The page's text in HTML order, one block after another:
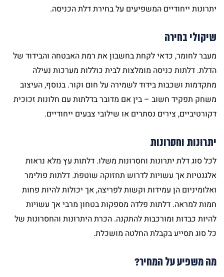
יתרונות ייחודיים המשפיעים על בחירת דלת הכניסה.
שיקולי בחירה
מעבר לחומר, כדאי לקחת בחשבון את רמת האבטחה והבידוד של
הדלת. דלתות כניסה מומלצות לבית כוללות מערכות נעילה
מתקדמות ושכבות בידוד לשמירה על חום וקור. בנוסף, העיצוב
משחק תפקיד חשוב – בין אם מדובר בדלתות עם חלונות זכוכית
דקורטיביים, צירים נסתרים או שילובי צבעים ייחודיים.
יתרונות וחסרונות
לכל סוג דלת יתרונות וחסרונות משלו. דלתות עץ מלא נראות
אלגנטיות אך עשויות לדרוש תחזוקה שוטפת. דלתות פולימר
ואלומיניום הן עמידות וקשות לפריצה, אך יכולות להיות פחות
חמות למראה. דלתות פלדה מספקות בטחון מרבי אך עשויות
להיות כבדות ומורכבות להתקנה. הכרת היתרונות והחסרונות של
כל סוג תסייע בקבלת החלטה מושכלת.
מה משפיע על המחיר?